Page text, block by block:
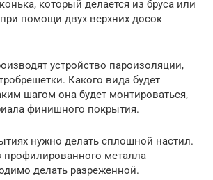
который делается из бруса или
помощи двух верхних досок
устройство пароизоляции,
Какого вида будет
шагом она будет монтироваться,
финишного покрытия.
нужно делать сплошной настил.
профилированного металла
делать разреженной.